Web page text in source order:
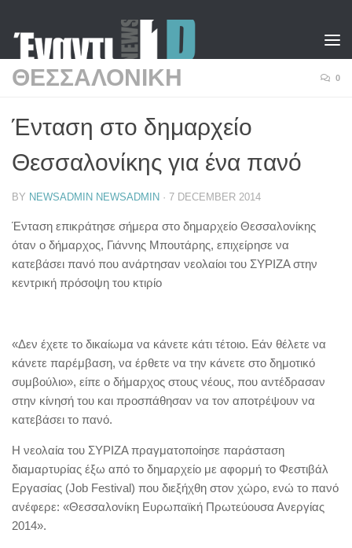
ΘΕΣΣΑΛΟΝΙΚΗ 0
Ένταση στο δημαρχείο
Θεσσαλονίκης για ένα πανό
BY NEWSADMIN NEWSADMIN · 7 DECEMBER 2014
Ένταση επικράτησε σήμερα στο δημαρχείο Θεσσαλονίκης
όταν ο δήμαρχος, Γιάννης Μπουτάρης, επιχείρησε να
κατεβάσει πανό που ανάρτησαν νεολαίοι του ΣΥΡΙΖΑ στην
κεντρική πρόσοψη του κτιρίο
«Δεν έχετε το δικαίωμα να κάνετε κάτι τέτοιο. Εάν θέλετε να
κάνετε παρέμβαση, να έρθετε να την κάνετε στο δημοτικό
συμβούλιο», είπε ο δήμαρχος στους νέους, που αντέδρασαν
στην κίνησή του και προσπάθησαν να τον αποτρέψουν να
κατεβάσει το πανό.
Η νεολαία του ΣΥΡΙΖΑ πραγματοποίησε παράσταση
διαμαρτυρίας έξω από το δημαρχείο με αφορμή το Φεστιβάλ
Εργασίας (Job Festival) που διεξήχθη στον χώρο, ενώ το πανό
ανέφερε: «Θεσσαλονίκη Ευρωπαϊκή Πρωτεύουσα Ανεργίας
2014».